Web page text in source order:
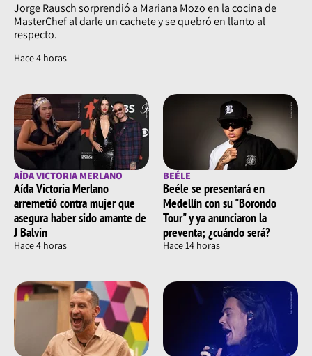
Jorge Rausch sorprendió a Mariana Mozo en la cocina de
MasterChef al darle un cachete y se quebró en llanto al
respecto.
Hace 4 horas
AÍDA VICTORIA MERLANO
Aída Victoria Merlano
arremetió contra mujer que
asegura haber sido amante de
J Balvin
Hace 4 horas
BEÉLE
Beéle se presentará en
Medellín con su "Borondo
Tour" y ya anunciaron la
preventa; ¿cuándo será?
Hace 14 horas